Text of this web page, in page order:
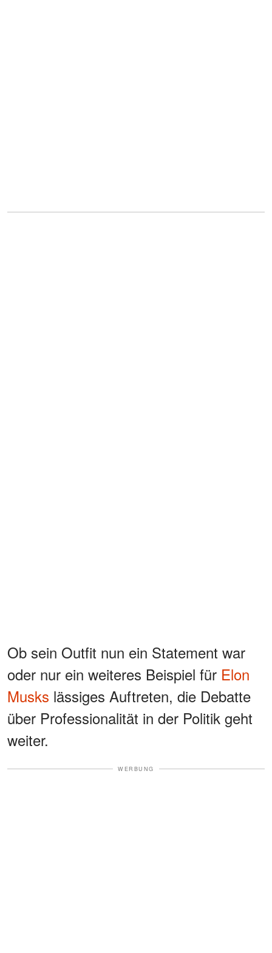
Ob sein Outfit nun ein Statement war
oder nur ein weiteres Beispiel für Elon
Musks lässiges Auftreten, die Debatte
über Professionalität in der Politik geht
weiter.
WERBUNG